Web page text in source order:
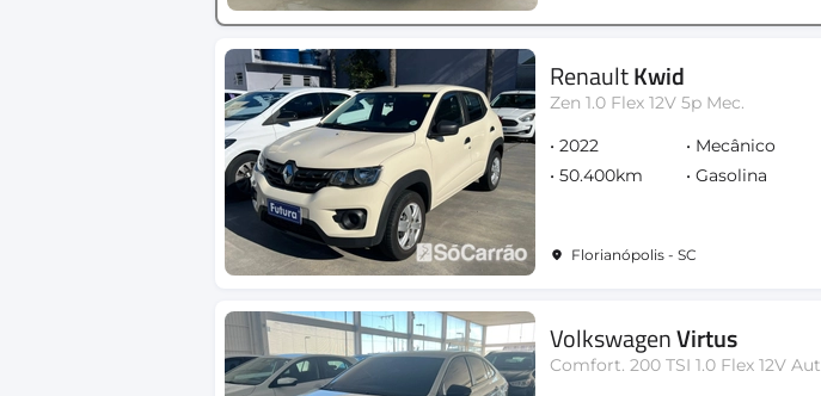
RenaultKwid
Zen 1.0 Flex 12V 5p Mec.
2022
Mecânico
50.400km
Gasolina
Florianópolis - SC
VolkswagenVirtus
Comfort. 200 TSI 1.0 Flex 12V Aut